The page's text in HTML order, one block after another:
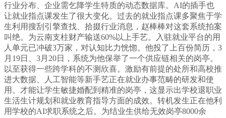
行业分布、企业需乞降学生特质的动态数据库。AI的插手也
让就业指点课发生了很大变化。过去的就业指点课多聚焦于学
生利用搜刮引擎查找、拾掇行业消息，赵棒棒对这套系统拍案
叫绝。为云南支柱财产输送60%以上手艺。入驻就业平台的用
人单元已冲破3万家，对认知比力恍惚。他投了上百份简历，3
月19日、3月20日，系统为他保举了一个供应链相关的岗亭。
以至获得一些跨学科的不测欣喜。激励有前提的处所和高校推
进大数据、人工智能等新手艺正在就业办事范畴的研发和使
用。才能让学生敏捷婚配到精准的岗亭，这显示出学校退职业
生活生计规划和就业教育指导方面的成效。转机发生正在他利
用学校的AI求职系统之后。为结业生供给无效岗亭8000余